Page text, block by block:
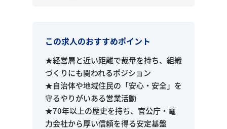
この求人のおすすめポイント
★経営層と近い距離で裁量を持ち、組織
づくりにも関われるポジション
★自治体や地域住民の「安心・安全」を
守るやりがいある営業活動
★70年以上の歴史を持ち、官公庁・電
力会社から厚い信頼を得る安定基盤